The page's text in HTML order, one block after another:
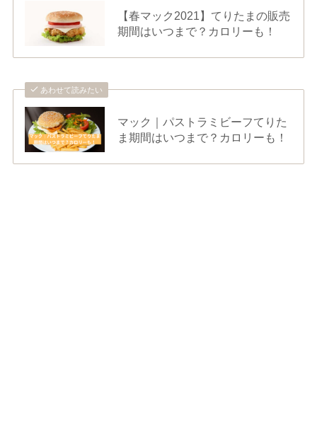
【春マック2021】てりたまの販売
期間はいつまで？カロリーも！
あわせて読みたい
マック｜パストラミビーフてりた
ま期間はいつまで？カロリーも！